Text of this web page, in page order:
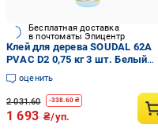
Бесплатная доставка
в почтоматы Эпицентр
Клей для дерева SOUDAL 62А
PVAC D2 0,75 кг 3 шт. Белый
(000030000062007500)
оценить
2 031.60 -338.60 ₴
1 693 ₴/уп.